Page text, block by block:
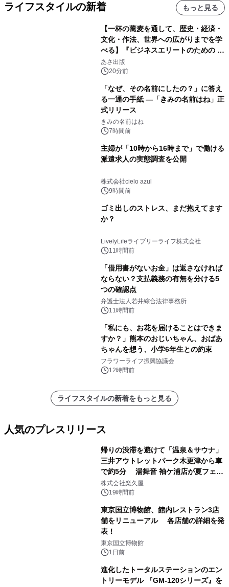
ライフスタイルの新着 もっと見る
【一杯の蕎麦を通して、歴史・経済・
文化・作法、世界への広がりまでを学
べる】『ビジネスエリートのための 教
養としての蕎麦』2026年8月25日
（火）発売
あさ出版
20分前
「なぜ、その名前にしたの？」に答え
る一通の手紙 ―「きみの名前はね」正
式リリース
きみの名前はね
7時間前
主婦が「10時から16時まで」で働ける
派遣求人の実態調査を公開
株式会社cielo azul
9時間前
ゴミ出しのストレス、まだ抱えてます
か？
LivelyLifeライブリーライフ株式会社
11時間前
「借用書がないお金」は返さなければ
ならない？支払義務の有無を分ける5
つの確認点
弁護士法人若井綜合法律事務所
11時間前
「私にも、お花を届けることはできま
すか？」熊本のおじいちゃん、おばあ
ちゃんを想う、小学6年生との約束
フラワーライフ振興協議会
12時間前
ライフスタイルの新着をもっと見る
人気のプレスリリース
帰りの渋滞を避けて「温泉＆サウナ」
三井アウトレットパーク木更津から車
で約5分 湯舞音 袖ケ浦店が夏フェア
メニューを提供
株式会社楽久屋
19時間前
東京国立博物館、館内レストラン3店
舗をリニューアル 各店舗の詳細を発
表！
東京国立博物館
1日前
進化したトータルステーションのエン
トリーモデル 『GM-120シリーズ』を